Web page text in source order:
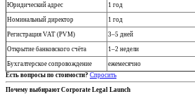
Юридический адрес 1 год
Номинальный директор 1 год
Регистрация VAT (PVM) 3–5 дней
Открытие банковского счёта 1–2 недели
Бухгалтерское сопровождение ежемесячно
Есть вопросы по стоимости? Спросить
Почему выбирают Corporate Legal Launch